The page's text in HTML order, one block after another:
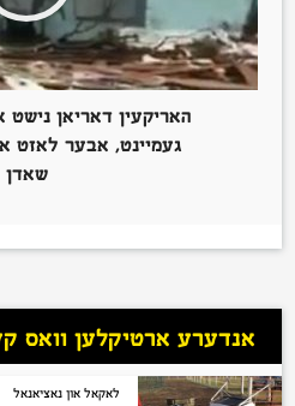
האריקעין דאריאן נישט
געמיינט, אבער לאזט
שאדן
אנדערע ארטיקלען וואס
לאקאל און נאציאנאל